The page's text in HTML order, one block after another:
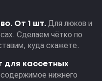
От 1 шт. Для люков и
Сделаем чётко по
куда скажете.
для кассетных
содержимое нижнего